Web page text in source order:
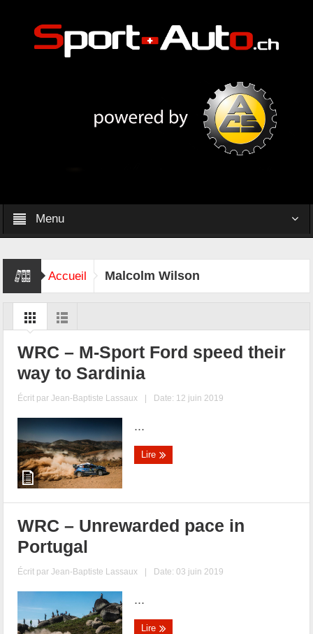
Menu
Accueil Malcolm Wilson
WRC – M-Sport Ford speed their
way to Sardinia
Écrit parJean-Baptiste Lassaux | Date: 12 juin 2019
...
Lire
WRC – Unrewarded pace in
Portugal
Écrit parJean-Baptiste Lassaux | Date: 03 juin 2019
...
Lire